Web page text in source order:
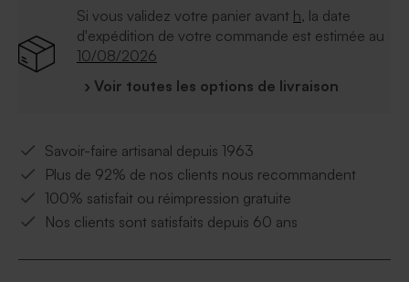
Si vous validez votre panier avant h, la date
d'expédition de votre commande est estimée au
10/08/2026
› Voir toutes les options de livraison
Savoir-faire artisanal depuis 1963
Plus de 92% de nos clients nous recommandent
100% satisfait ou réimpression gratuite
Nos clients sont satisfaits depuis 60 ans